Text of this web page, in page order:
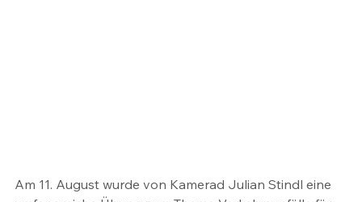
Am 11. August wurde von Kamerad Julian Stindl eine